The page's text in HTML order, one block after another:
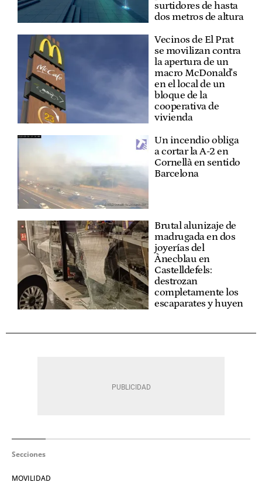
surtidores de hasta
dos metros de altura
Vecinos de El Prat
se movilizan contra
la apertura de un
macro McDonald's
en el local de un
bloque de la
cooperativa de
vivienda
Un incendio obliga
a cortar la A-2 en
Cornellà en sentido
Barcelona
Brutal alunizaje de
madrugada en dos
joyerías del
Ànecblau en
Castelldefels:
destrozan
completamente los
escaparates y huyen
Secciones
MOVILIDAD